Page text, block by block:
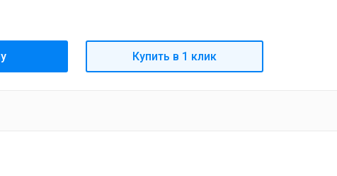
Купить в 1 клик